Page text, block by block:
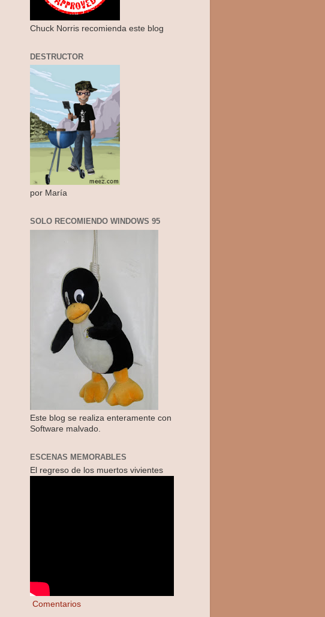
Chuck Norris recomienda este blog
DESTRUCTOR
por María
SOLO RECOMIENDO WINDOWS 95
Este blog se realiza enteramente con
Software malvado.
ESCENAS MEMORABLES
El regreso de los muertos vivientes
Comentarios